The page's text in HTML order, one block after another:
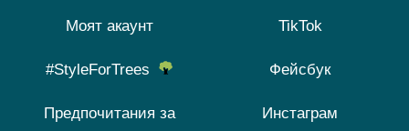
Моят акаунт
#StyleForTrees
Предпочитания за
TikTok
Фейсбук
Инстаграм